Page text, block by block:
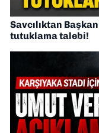
Savcılıktan
tutuklama talebi!